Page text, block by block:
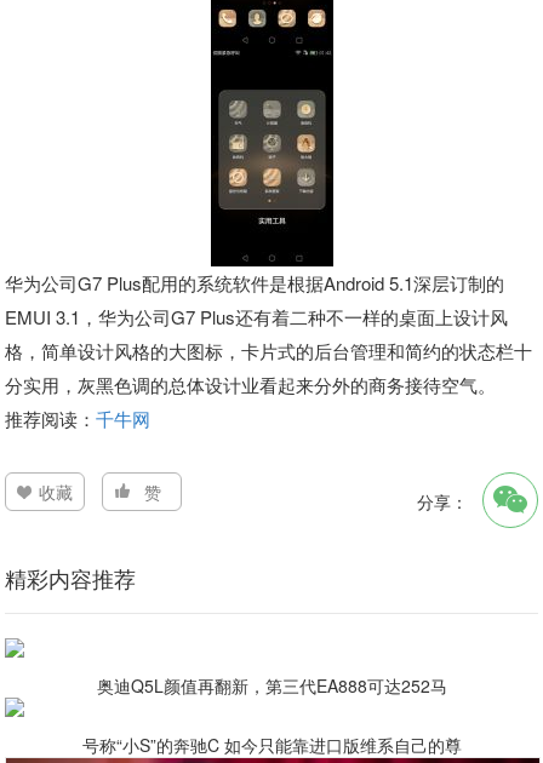
华为公司G7 Plus配用的系统软件是根据Android 5.1深层订制的
EMUI 3.1，华为公司G7 Plus还有着二种不一样的桌面上设计风
格，简单设计风格的大图标，卡片式的后台管理和简约的状态栏十
分实用，灰黑色调的总体设计业看起来分外的商务接待空气。
推荐阅读：千牛网
收藏 赞 分享：
精彩内容推荐
奥迪Q5L颜值再翻新，第三代EA888可达252马
号称“小S”的奔驰C 如今只能靠进口版维系自己的尊